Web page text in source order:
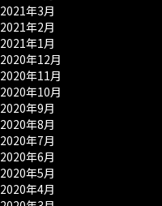
2021年3月
2021年2月
2021年1月
2020年12月
2020年11月
2020年10月
2020年9月
2020年8月
2020年7月
2020年6月
2020年5月
2020年4月